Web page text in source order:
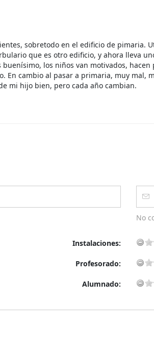
sobretodo en el edificio de pimaria.
que es otro edificio, y ahora lleva
los niños van motivados,
En cambio al pasar a primaria, muy mal,
mi hijo bien, pero cada año cambian.
No
Instalaciones:
Profesorado:
Alumnado: